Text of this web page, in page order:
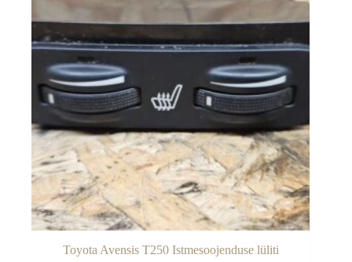
Toyota Avensis T250 Istmesoojenduse lüliti